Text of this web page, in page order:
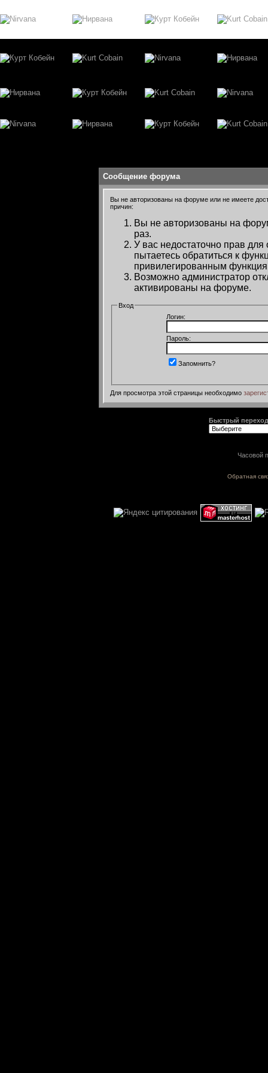
Сообщение форума
Вы не авторизованы на форуме или не имеете
причин:
Вы не авторизованы на
раз.
У вас недостаточно прав
пытаетесь обратиться к
привилегированным
Возможно администратор
активированы на форуме.
Вход
Логин:
Пароль:
Запомнить?
Для просмотра этой страницы необходимо
Быстрый переход
Часовой
Обратная